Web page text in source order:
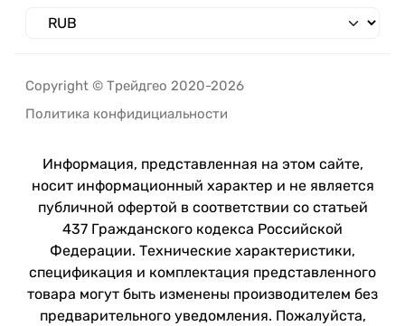
Copyright © Трейдгео 2020-2026
Политика конфидициальности
Информация, представленная на этом сайте,
носит информационный характер и не является
публичной офертой в соответствии со статьей
437 Гражданского кодекса Российской
Федерации. Технические характеристики,
спецификация и комплектация представленного
товара могут быть изменены производителем без
предварительного уведомления. Пожалуйста,